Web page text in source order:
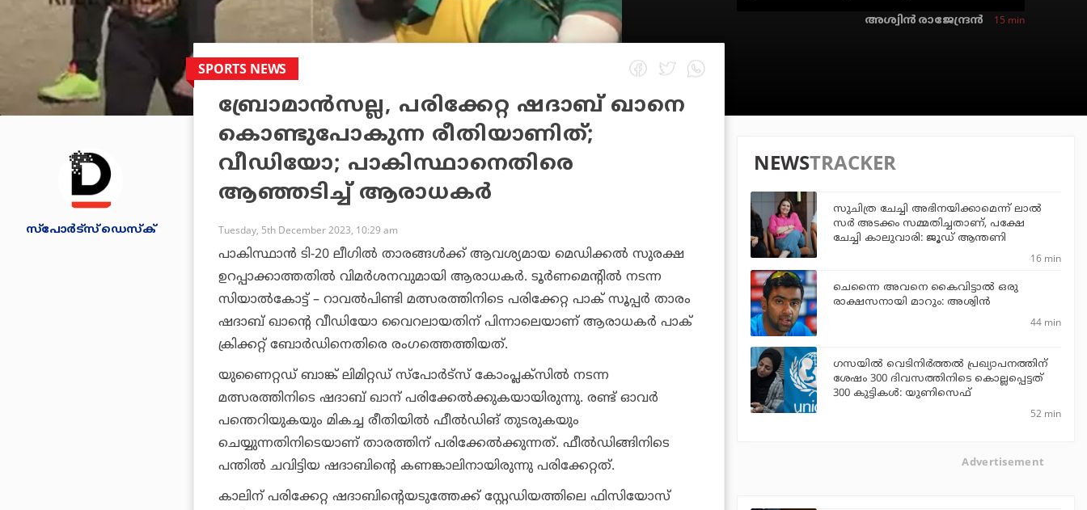
അശ്വിന്‍ രാജേന്ദ്രന്‍ 15 min
സ്പോര്‍ട്സ് ഡെസ്‌ക്
SPORTS NEWS
ബ്രോമാന്‍സല്ല, പരിക്കേറ്റ ഷദാബ് ഖാനെ
കൊണ്ടുപോകുന്ന രീതിയാണിത്;
വീഡിയോ; പാകിസ്ഥാനെതിരെ
ആഞ്ഞടിച്ച് ആരാധകര്‍
Tuesday, 5th December 2023, 10:29 am
പാകിസ്ഥാന്‍ ടി-20 ലീഗില്‍ താരങ്ങള്‍ക്ക് ആവശ്യമായ മെഡിക്കല്‍ സുരക്ഷ
ഉറപ്പാക്കാത്തതില്‍ വിമര്‍ശനവുമായി ആരാധകര്‍. ടൂര്‍ണമെന്റില്‍ നടന്ന
സിയാല്‍കോട്ട് – റാവല്‍പിണ്ടി മത്സരത്തിനിടെ പരിക്കേറ്റ പാക് സൂപ്പര്‍ താരം
ഷദാബ് ഖാന്റെ വീഡിയോ വൈറലായതിന് പിന്നാലെയാണ് ആരാധകര്‍ പാക്
ക്രിക്കറ്റ് ബോര്‍ഡിനെതിരെ രംഗത്തെത്തിയത്.
യുണൈറ്റഡ് ബാങ്ക് ലിമിറ്റഡ് സ്‌പോര്‍ട്‌സ് കോംപ്ലക്‌സില്‍ നടന്ന
മത്സരത്തിനിടെ ഷദാബ് ഖാന് പരിക്കേല്‍ക്കുകയായിരുന്നു. രണ്ട് ഓവര്‍
പന്തെറിയുകയും മികച്ച രീതിയില്‍ ഫീല്‍ഡിങ് തുടരുകയും
ചെയ്യുന്നതിനിടെയാണ് താരത്തിന് പരിക്കേല്‍ക്കുന്നത്. ഫീല്‍ഡിങ്ങിനിടെ
പന്തില്‍ ചവിട്ടിയ ഷദാബിന്റെ കണങ്കാലിനായിരുന്നു പരിക്കേറ്റത്.
കാലിന് പരിക്കേറ്റ ഷദാബിന്റെയടുത്തേക്ക് സ്റ്റേഡിയത്തിലെ ഫിസിയോസ്
NEWSTRACKER
സുചിത്ര ചേച്ചി അഭിനയിക്കാമെന്ന് ലാല്‍
സര്‍ അടക്കം സമ്മതിച്ചതാണ്, പക്ഷേ
ചേച്ചി കാലുവാരി: ജൂഡ് ആന്തണി
16 min
ചെന്നൈ അവനെ കൈവിട്ടാല്‍ ഒരു
രാക്ഷസനായി മാറും: അശ്വിന്‍
44 min
ഗസയില്‍ വെടിനിര്‍ത്തല്‍ പ്രഖ്യാപനത്തിന്
ശേഷം 300 ദിവസത്തിനിടെ കൊല്ലപ്പെട്ടത്
300 കുട്ടികള്‍: യുണിസെഫ്
52 min
Advertisement